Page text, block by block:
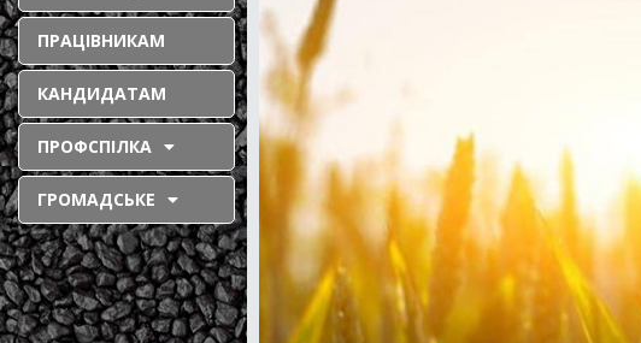
ПРАЦІВНИКАМ
КАНДИДАТАМ
ПРОФСПІЛКА
ГРОМАДСЬКЕ